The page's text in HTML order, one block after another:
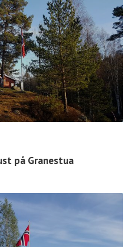
READ
FULL
POST
på Granestua